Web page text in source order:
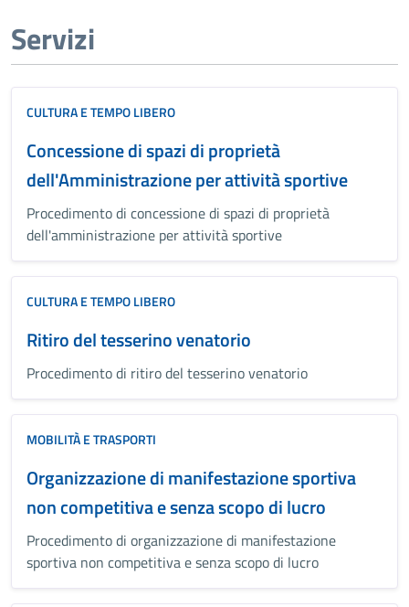
Servizi
CULTURA E TEMPO LIBERO
Concessione di spazi di proprietà
dell'Amministrazione per attività sportive
Procedimento di concessione di spazi di proprietà
dell'amministrazione per attività sportive
CULTURA E TEMPO LIBERO
Ritiro del tesserino venatorio
Procedimento di ritiro del tesserino venatorio
MOBILITÀ E TRASPORTI
Organizzazione di manifestazione sportiva
non competitiva e senza scopo di lucro
Procedimento di organizzazione di manifestazione
sportiva non competitiva e senza scopo di lucro